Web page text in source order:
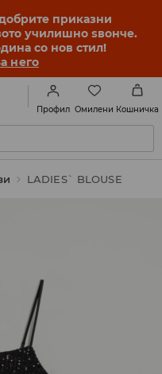
приказни
училишно ѕвонче.
со нов стил!
него
Профил Омилени Кошничка
LADIES` BLOUSE